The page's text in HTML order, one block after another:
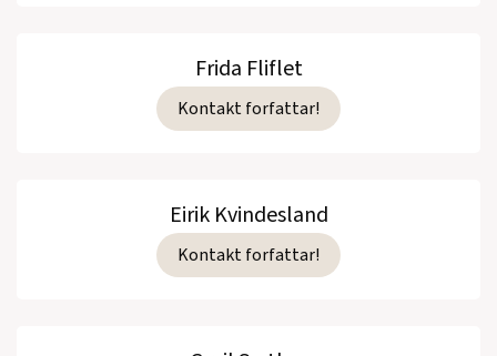
Frida Fliflet
Kontakt forfattar!
Eirik Kvindesland
Kontakt forfattar!